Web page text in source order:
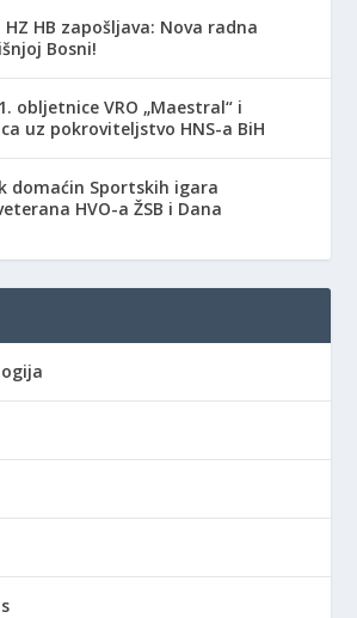
HB zapošljava: Nova radna
Bosni!
obljetnice VRO „Maestral“ i
uz pokroviteljstvo HNS-a BiH
domaćin Sportskih igara
HVO-a ŽSB i Dana